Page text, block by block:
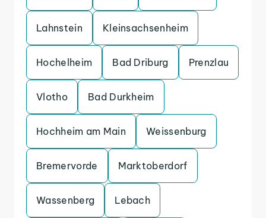
Lahnstein Kleinsachsenheim
Hochelheim Bad Driburg Prenzlau
Vlotho Bad Durkheim
Hochheim am Main Weissenburg
Bremervorde Marktoberdorf
Wassenberg Lebach